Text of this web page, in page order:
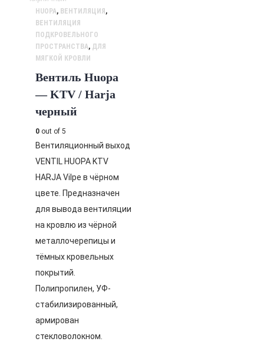
HUOPA, ВЕНТИЛЯЦИЯ ,
ВЕНТИЛЯЦИЯ
ПОДКРОВЕЛЬНОГО
ПРОСТРАНСТВА, ДЛЯ
МЯГКОЙ КРОВЛИ
Вентиль Huopa
— KTV / Harja
черный
0 out of 5
Вентиляционный выход
VENTIL HUOPA KTV
HARJA Vilpe в чёрном
цвете. Предназначен
для вывода вентиляции
на кровлю из чёрной
металлочерепицы и
тёмных кровельных
покрытий.
Полипропилен, УФ-
стабилизированный,
армирован
стекловолокном.